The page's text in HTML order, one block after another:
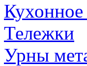
Кухонное
Тележки
Урны